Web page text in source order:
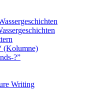
(Kolumne)
?”
Writing